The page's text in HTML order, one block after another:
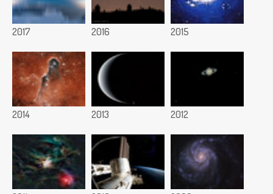
2017 2016 2015
2014 2013 2012